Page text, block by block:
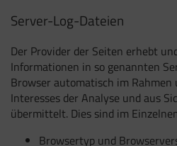
Server-Log-Dateien
Der Provider der Seiten erhebt
Informationen in so genannten
Browser automatisch im
Interesses der Analyse und aus
übermittelt. Dies sind im
Browsertyp und